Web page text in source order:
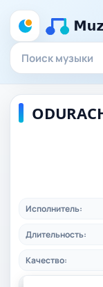
Исполнитель:
Длительность:
Качество: